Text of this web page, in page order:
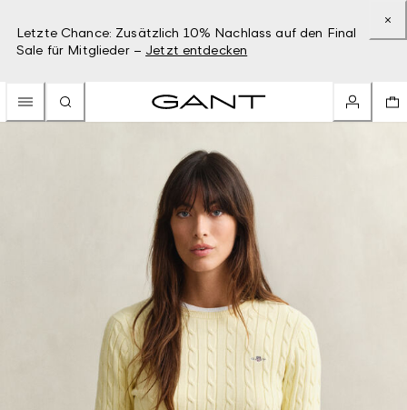
Letzte Chance: Zusätzlich 10% Nachlass auf den Final
Sale für Mitglieder – Jetzt entdecken